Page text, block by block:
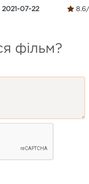
2021-07-22 8.6/
фільм?